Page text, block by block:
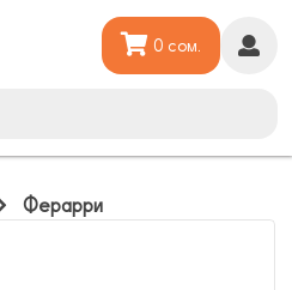
0 сом.
Ферарри